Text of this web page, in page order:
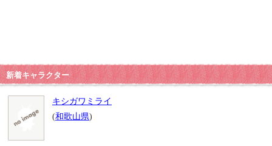
新着キャラクター
キシガワミライ
(和歌山県)